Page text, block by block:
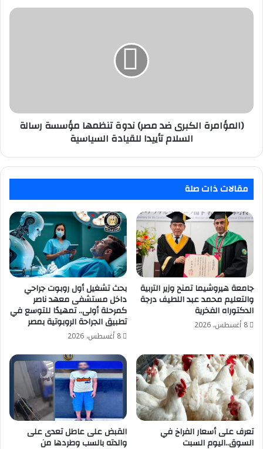
(المؤامرة
السلام
تأييدا(المؤامرة الكبرى ضد مصر) ندوة تنظمها مؤسسة رسالة
السلام تأييدا للقيادة السياسية
مقالات ذات صلة
جامعة هيروشيما تمنح وزير التربية
والتعليم محمد عبد اللطيف درجة
الدكتوراه الفخرية
8 أغسطس، 2026
بحث تشغيل أول روبوت جراحي
داخل مستشفى معهد ناصر
كمرحلة أولى.. تمهيدًا للتوسع في
تطبيق الجراحة الروبوتية بمصر
8 أغسطس، 2026
تعرف على أسعار الفراخ في
السوق..اليوم السبت
القبض على عاطل تعدى على
والدته بالسب وطردها من